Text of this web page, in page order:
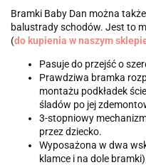
Bramki Baby Dan można
balustrady schodów. Jest to
(do kupienia w naszym
Pasuje do przejść o
Prawdziwa bramka
montażu podkładek
śladów po jej
3-stopniowy
przez dziecko.
Wyposażona w dwa
klamce i na dole